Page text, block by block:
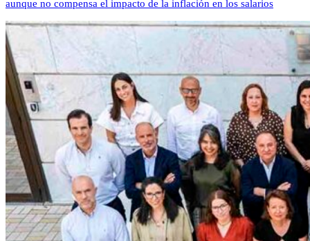
aunque no compensa el impacto de la inflación en los salarios